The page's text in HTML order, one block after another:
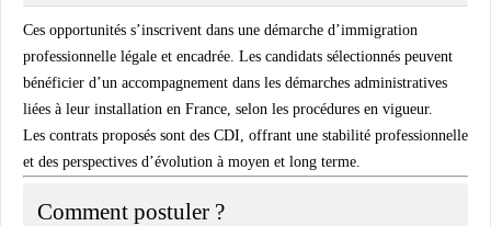
Ces opportunités s’inscrivent dans une démarche d’immigration
professionnelle légale et encadrée. Les candidats sélectionnés peuvent
bénéficier d’un accompagnement dans les démarches administratives
liées à leur installation en France, selon les procédures en vigueur.
Les contrats proposés sont des CDI , offrant une stabilité professionnelle
et des perspectives d’évolution à moyen et long terme.
Comment postuler ?